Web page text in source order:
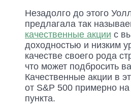
Незадолго до этого
предлагала так
качественные акции с
доходностью и низким
качестве своего рода
что может подбросить
Качественные акции в
от S&P 500 примерно
пункта.